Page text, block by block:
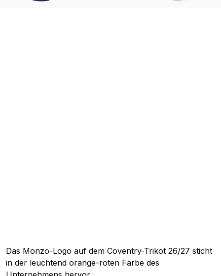
Das Monzo-Logo auf dem Coventry-Trikot 26/27 sticht
in der leuchtend orange-roten Farbe des